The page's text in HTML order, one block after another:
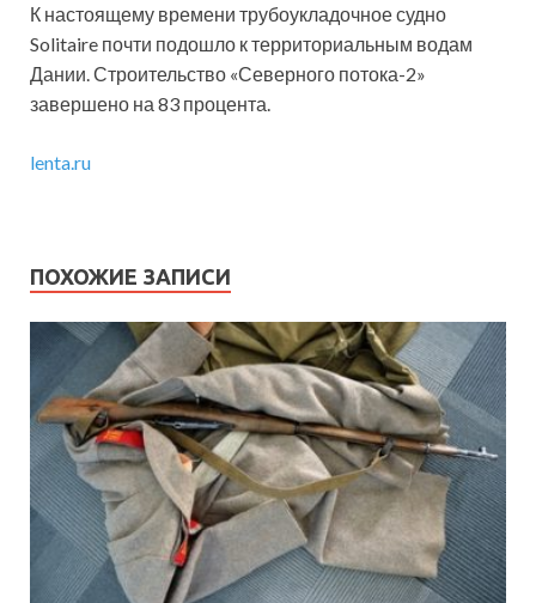
К настоящему времени трубоукладочное судно
Solitaire почти подошло к территориальным водам
Дании. Строительство «Северного потока-2»
завершено на 83 процента.
lenta.ru
ПОХОЖИЕ ЗАПИСИ